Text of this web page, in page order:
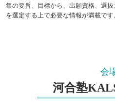
集の要旨、目標から、出願資格、選
を選定する上で必要な情報が満載です
会
河合塾